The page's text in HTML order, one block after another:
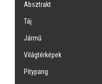
Absztrakt
Táj
Jármű
Világtérképek
Pitypang